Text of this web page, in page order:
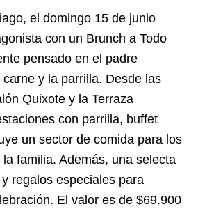
el domingo 15 de junio
con un Brunch a Todo
pensado en el padre
y la parrilla. Desde las
Quixote y la Terraza
con parrilla, buffet
un sector de comida para los
familia. Además, una selecta
regalos especiales para
El valor es de $69.900